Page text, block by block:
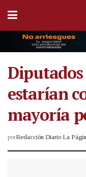
estarían
mayoría
porRedacción Diario La